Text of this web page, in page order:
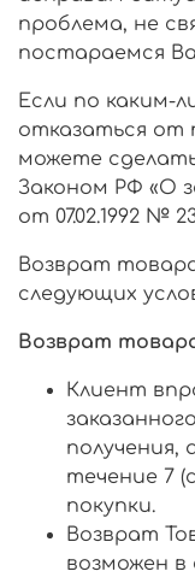
проблема, не
постараемся
Если по каким-
отказаться от
можете
Законом РФ «О
от 07.02.1992 №
Возврат
следующих
Возврат
Клиент
получения,
течение 7
покупки.
Возврат
возможен в